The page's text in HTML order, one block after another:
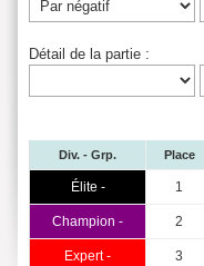
Détail de la partie :
Div. - Grp. Place
Élite - 1
Champion - 2
Expert - 3